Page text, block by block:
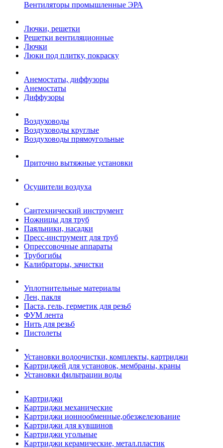
Вентиляторы промышленные ЭРА
Лючки, решетки
Решетки вентиляционные
Лючки
Люки под плитку, покраску
Анемостаты, диффузоры
Анемостаты
Диффузоры
Воздуховоды
Воздуховоды круглые
Воздуховоды прямоугольные
Приточно вытяжные установки
Осушители воздуха
Сантехнический инструмент
Ножницы для труб
Паяльники, насадки
Пресс-инструмент для труб
Опрессовочные аппараты
Трубогибы
Калибраторы, зачистки
Уплотнительные материалы
Лен, пакля
Паста, гель, герметик для резьб
ФУМ лента
Нить для резьб
Пистолеты
Установки водоочистки, комплекты, картриджи
Картриджей для установок, мембраны, краны
Установки фильтрации воды
Картриджи
Картриджи механические
Картриджи ионнообменные,обезжелезование
Картриджи для кувшинов
Картриджи угольные
Картриджи керамические, метал.пластик